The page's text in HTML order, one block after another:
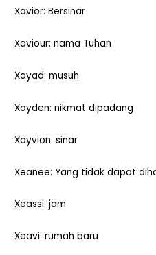
Xavior: Bersinar
Xaviour: nama Tuhan
Xayad: musuh
Xayden: nikmat dipadang
Xayvion: sinar
Xeanee: Yang tidak dapat
Xeassi: jam
Xeavi: rumah baru